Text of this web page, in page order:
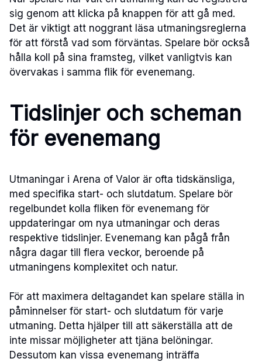
sig genom att klicka på knappen för att gå med.
Det är viktigt att noggrant läsa utmaningsreglerna
för att förstå vad som förväntas. Spelare bör också
hålla koll på sina framsteg, vilket vanligtvis kan
övervakas i samma flik för evenemang.
Tidslinjer och scheman
för evenemang
Utmaningar i Arena of Valor är ofta tidskänsliga,
med specifika start- och slutdatum. Spelare bör
regelbundet kolla fliken för evenemang för
uppdateringar om nya utmaningar och deras
respektive tidslinjer. Evenemang kan pågå från
några dagar till flera veckor, beroende på
utmaningens komplexitet och natur.
För att maximera deltagandet kan spelare ställa in
påminnelser för start- och slutdatum för varje
utmaning. Detta hjälper till att säkerställa att de
inte missar möjligheter att tjäna belöningar.
Dessutom kan vissa evenemang inträffa